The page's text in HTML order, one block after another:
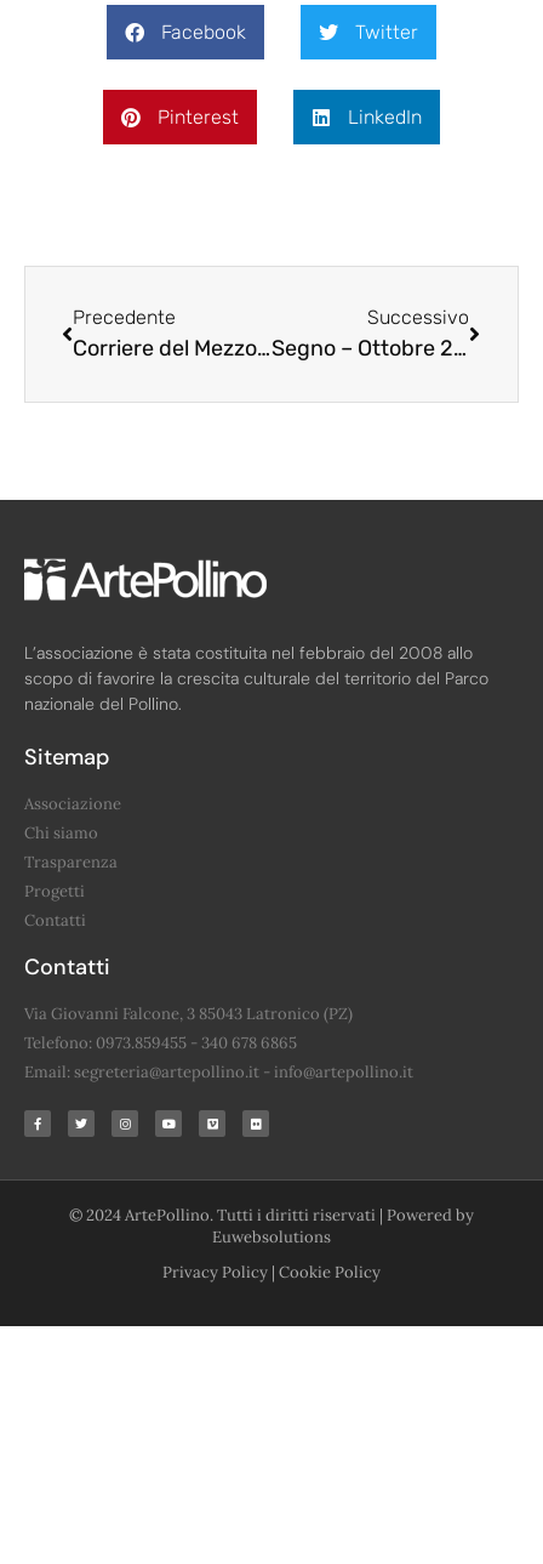
Facebook Twitter
Pinterest LinkedIn
Precedente
Corriere del Mezzogiorno – luglio 2010
Successivo
Segno – Ottobre 2009
L’associazione è stata costituita nel febbraio del 2008 allo
scopo di favorire la crescita culturale del territorio del Parco
nazionale del Pollino.
Sitemap
Associazione
Chi siamo
Trasparenza
Progetti
Contatti
Contatti
Via Giovanni Falcone, 3 85043 Latronico (PZ)
Telefono: 0973.859455 - 340 678 6865
Email: segreteria@artepollino.it - info@artepollino.it
© 2024 ArtePollino. Tutti i diritti riservati | Powered by
Euwebsolutions
Privacy Policy | Cookie Policy